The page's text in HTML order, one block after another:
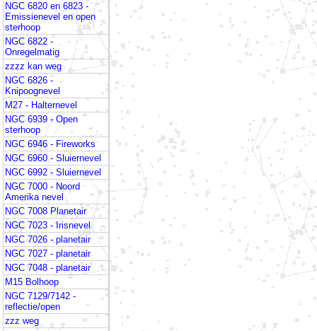
NGC 6820 en 6823 -
Emissienevel en open
sterhoop
NGC 6822 -
Onregelmatig
zzzz kan weg
NGC 6826 -
Knipoognevel
M27 - Halternevel
NGC 6939 - Open
sterhoop
NGC 6946 - Fireworks
NGC 6960 - Sluiernevel
NGC 6992 - Sluiernevel
NGC 7000 - Noord
Amerika nevel
NGC 7008 Planetair
NGC 7023 - Irisnevel
NGC 7026 - planetair
NGC 7027 - planetair
NGC 7048 - planetair
M15 Bolhoop
NGC 7129/7142 -
reflectie/open
zzz weg